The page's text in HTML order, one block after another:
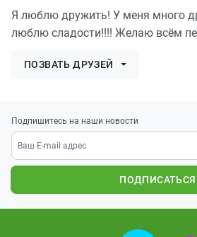
Я люблю дружить! У меня много
люблю сладости!!!! Желаю всём
ПОЗВАТЬ ДРУЗЕЙ
Подпишитесь на наши новости
ПОДПИСАТЬСЯ